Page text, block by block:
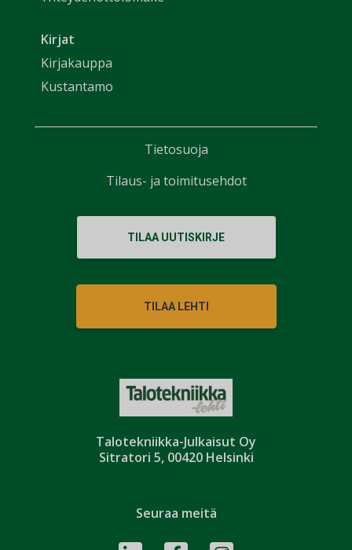
Talotekniikka-Julkaisut Oy
Sitratori 5, 00420 Helsinki
Kirjat
Kirjakauppa
Kustantamo
TILAA UUTISKIRJE
TILAA LEHTI
Seuraa meitä
Tietosuoja
Tilaus- ja toimitusehdot